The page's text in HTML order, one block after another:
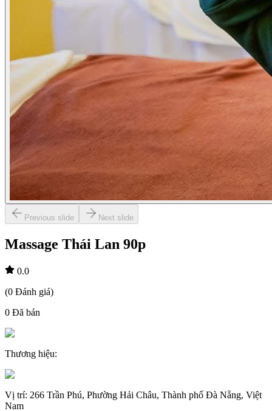
Previous slide Next slide
Massage Thái Lan 90p
0.0
(0 Đánh giá)
0 Đã bán
Thương hiệu:
Vị trí: 266 Trần Phú, Phường Hải Châu, Thành phố Đà Nẵng, Việt
Nam